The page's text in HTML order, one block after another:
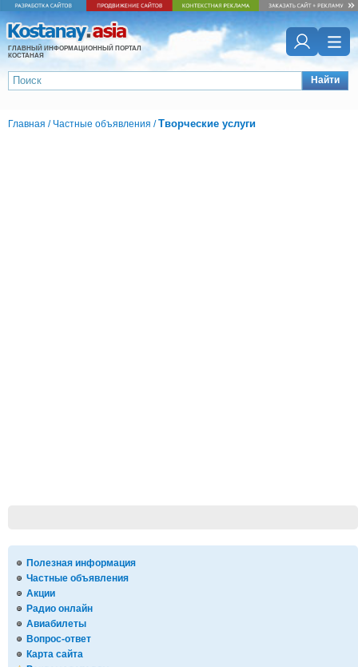
ГЛАВНЫЙ ИНФОРМАЦИОННЫЙ ПОРТАЛ
КОСТАНАЯ
Найти
Полезная информация
Частные объявления
Акции
Радио онлайн
Авиабилеты
Вопрос-ответ
Карта сайта
Главная / Частные объявления /Творческие услуги